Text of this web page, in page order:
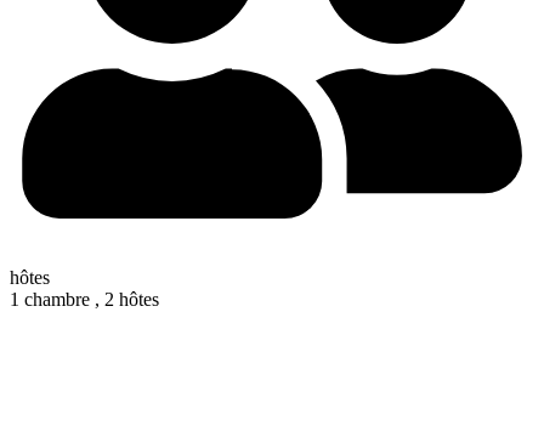
hôtes
1 chambre , 2 hôtes